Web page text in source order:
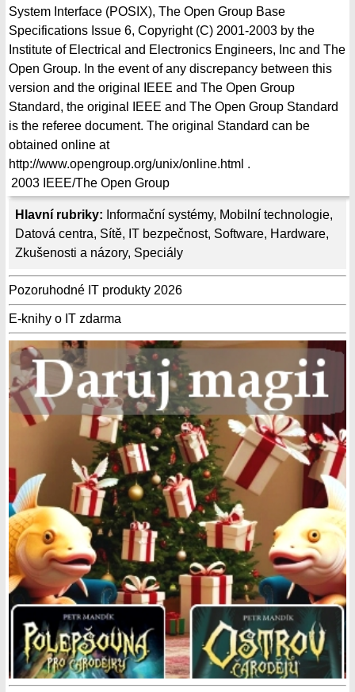
Hlavní rubriky: Informační systémy, Mobilní technologie,
Datová centra, Sítě, IT bezpečnost, Software, Hardware,
Zkušenosti a názory, Speciály
Pozoruhodné IT produkty 2026
E-knihy o IT zdarma
System Interface (POSIX), The Open Group Base
Specifications Issue 6, Copyright (C) 2001-2003 by the
Institute of Electrical and Electronics Engineers, Inc and The
Open Group. In the event of any discrepancy between this
version and the original IEEE and The Open Group
Standard, the original IEEE and The Open Group Standard
is the referee document. The original Standard can be
obtained online at
http://www.opengroup.org/unix/online.html .
2003 IEEE/The Open Group